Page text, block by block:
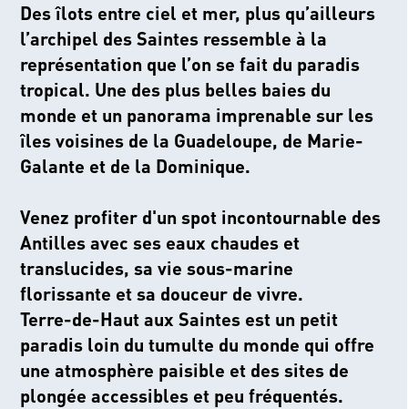
Des îlots entre ciel et mer, plus qu’ailleurs
l’archipel des Saintes ressemble à la
représentation que l’on se fait du paradis
tropical. Une des plus belles baies du
monde et un panorama imprenable sur les
îles voisines de la Guadeloupe, de Marie-
Galante et de la Dominique.
Venez profiter d'un spot incontournable des
Antilles avec ses eaux chaudes et
translucides, sa vie sous-marine
florissante et sa douceur de vivre.
Terre-de-Haut aux Saintes est un petit
paradis loin du tumulte du monde qui offre
une atmosphère paisible et des sites de
plongée accessibles et peu fréquentés.